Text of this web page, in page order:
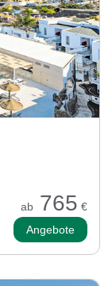
ab 765 €
Angebote